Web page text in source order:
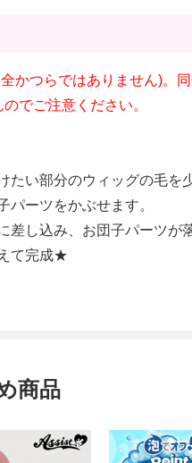
かつらではありません)。
でご注意ください。
い部分のウィッグの毛を
ーツをかぶせます。
し込み、お団子パーツが
て完成★
商品